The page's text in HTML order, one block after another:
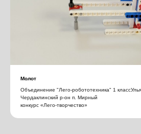
Молот
Объединение "Лего-робототехника" 1
Чердаклинский р-он п. Мирный
конкурс «Лего-творчество»